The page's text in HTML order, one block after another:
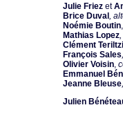
Julie Friez et
Brice Duval,
Noémie Boutin
Mathias Lopez
Clément
François Sales
Olivier Voisin,
Emmanuel
Jeanne Bleuse
Julien